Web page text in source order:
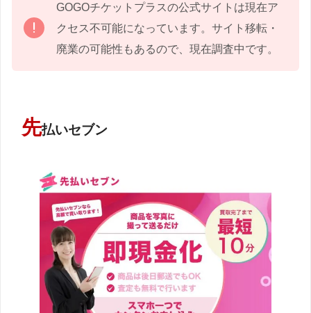
GOGOチケットプラスの公式サイトは現在ア
クセス不可能になっています。サイト移転・
廃業の可能性もあるので、現在調査中です。
先払いセブン